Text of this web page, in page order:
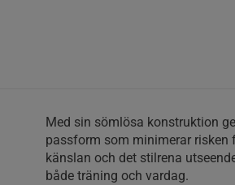
Med sin sömlösa konstruktion
passform som minimerar risken
känslan och det stilrena
både träning och vardag.